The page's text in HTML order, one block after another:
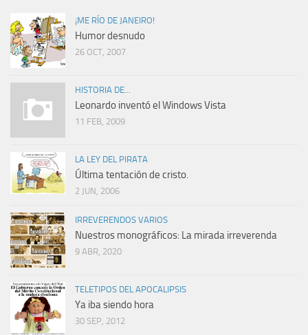
¡ME RÍO DE JANEIRO!
Humor desnudo
26 OCT, 2007
HISTORIA DE...
Leonardo inventó el Windows Vista
11 FEB, 2009
LA LEY DEL PIRATA
Última tentación de cristo.
2 JUN, 2006
IRREVERENDOS VARIOS
Nuestros monográficos: La mirada irreverenda
9 ABR, 2020
TELETIPOS DEL APOCALIPSIS
Ya iba siendo hora
30 SEP, 2012